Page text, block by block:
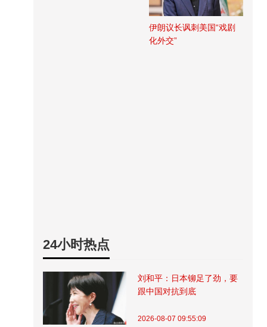
伊朗议长讽刺美国“戏剧
化外交”
24小时热点
刘和平：日本铆足了劲，要
跟中国对抗到底
2026-08-07 09:55:09